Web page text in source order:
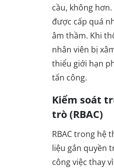
cầu, không
được cấp quá
âm thầm. Khi
nhân viên bị
thiểu giới hạn
tấn công.
Kiểm soát
trò (RBAC)
RBAC trong hệ
liệu gắn quyền
công việc thay